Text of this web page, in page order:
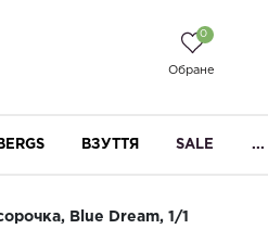
0
Обране
ВЗУТТЯ SALE ...
Blue Dream, 1/1